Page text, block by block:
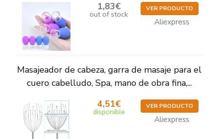
1,83€
out of stock
VER PRODUCTO
Aliexpress
Masajeador de cabeza, garra de masaje para el
cuero cabelludo, Spa, mano de obra fina,...
4,51€
disponible
VER PRODUCTO
Aliexpress